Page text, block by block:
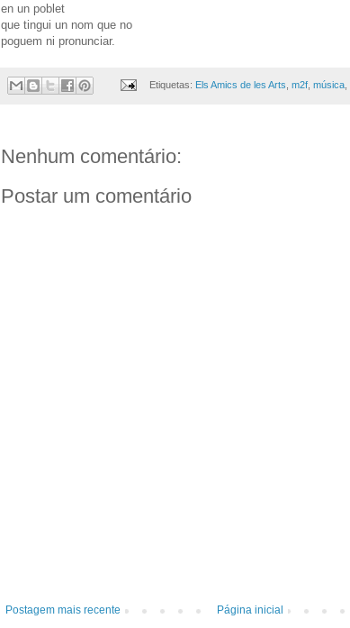
en un poblet
que tingui un nom que no
poguem ni pronunciar.
Etiquetas: Els Amics de les Arts m2f, música,
Nenhum comentário:
Postar um comentário
Postagem mais recente
Página inicial